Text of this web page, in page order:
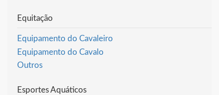
Equitação
Equipamento do Cavaleiro
Equipamento do Cavalo
Outros
Esportes Aquáticos